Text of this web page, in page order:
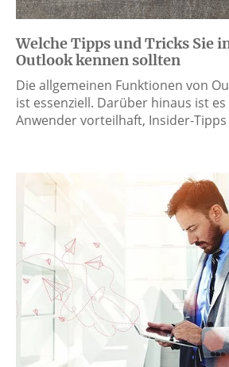
Welche Tipps und Tricks Sie
Outlook kennen sollten
Die allgemeinen Funktionen von
ist essenziell. Darüber hinaus ist
Anwender vorteilhaft, Insider-